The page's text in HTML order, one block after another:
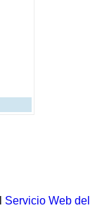
Servicio Web del